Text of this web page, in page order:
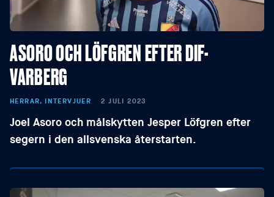
ASORO OCH LÖFGREN EFTER DIF-
VARBERG
HERRAR, INTERVJUER 2 JULI 2023
Joel Asoro och målskytten Jesper Löfgren efter
segern i den allsvenska återstarten.